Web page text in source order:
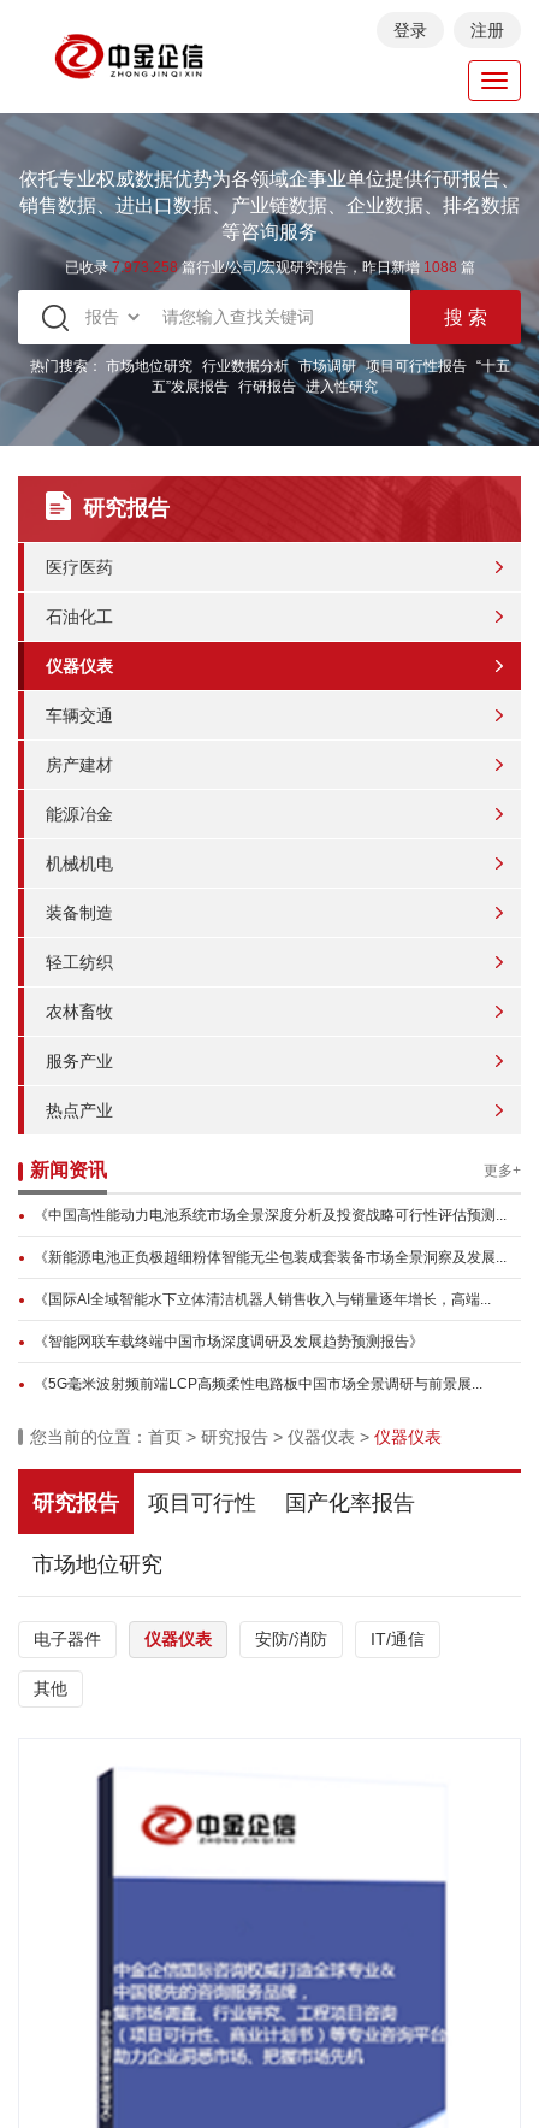
登录 注册
依托专业权威数据优势为各领域企事业单位提供行研报告、
销售数据、进出口数据、产业链数据、企业数据、排名数据
等咨询服务
已收录7.973.258篇行业/公司/宏观研究报告，昨日新增 1088 篇
热门搜索： 市场地位研究 行业数据分析 市场调研 项目可行性报告
“十五
五”发展报告 行研报告 进入性研究
研究报告
医疗医药
石油化工
仪器仪表
车辆交通
房产建材
能源冶金
机械机电
装备制造
轻工纺织
农林畜牧
服务产业
热点产业
新闻资讯 更多+
《中国高性能动力电池系统市场全景深度分析及投资战略可行性评估预测...
《新能源电池正负极超细粉体智能无尘包装成套装备市场全景洞察及发展...
《国际AI全域智能水下立体清洁机器人销售收入与销量逐年增长，高端...
《智能网联车载终端中国市场深度调研及发展趋势预测报告》
《5G毫米波射频前端LCP高频柔性电路板中国市场全景调研与前景展...
您当前的位置： 首页 > 研究报告 > 仪器仪表 > 仪器仪表
研究报告 项目可行性 国产化率报告
市场地位研究
电子器件 仪器仪表 安防/消防 IT/通信
其他